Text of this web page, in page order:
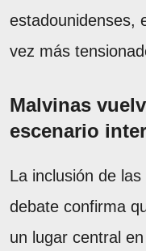
estadounidenses,
vez más
Malvinas
escenario
La inclusión de
debate confirma
un lugar central